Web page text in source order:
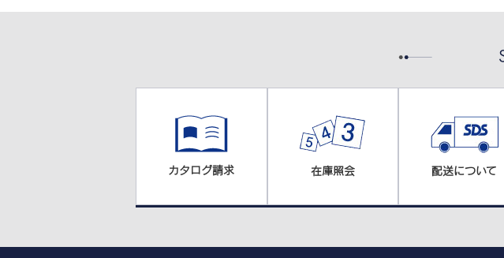
カタログ請求 在庫照会 配送について